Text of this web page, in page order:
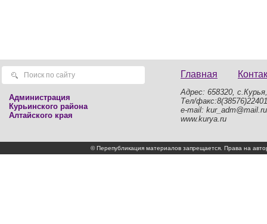
Администрация
Курьинского района
Алтайского края
Главная
Адрес: 658320,
Тел/факс:8(38576)22401
e-mail: kur_adm@mail.ru
www.kurya.ru
© Перепубликация материалов запрещается. Права